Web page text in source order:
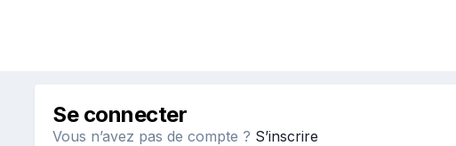
Se connecter
Vous n’avez pas de compte ? S’inscrire